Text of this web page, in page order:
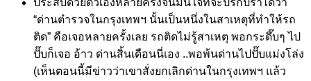
“ด่านตำรวจในกรุงเทพฯ นั้นเป็นหนึ่งในสาเหตุที่ทำให้รถ
ติด” คือเจอหลายครั้งเลย รถติดไม่รู้สาเหตุ พอกระดึ๊บๆ ไป
ปั๊บก็เจอ อ้าว ด่านสิ้นเดือนนี่เอง ..พอพ้นด่านไปปั๊บแม่งโล่ง
(เห็นตอนนี้มีข่าวว่าเขาสั่งยกเลิกด่านในกรุงเทพฯ แล้ว